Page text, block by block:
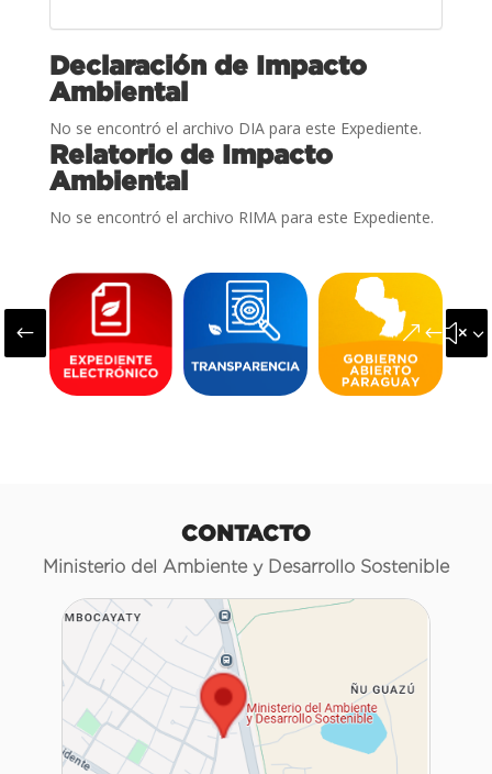
Declaración de Impacto
Ambiental
No se encontró el archivo DIA para este Expediente.
Relatorio de Impacto
Ambiental
No se encontró el archivo RIMA para este Expediente.
#
CONTACTO
Ministerio del Ambiente y Desarrollo Sostenible